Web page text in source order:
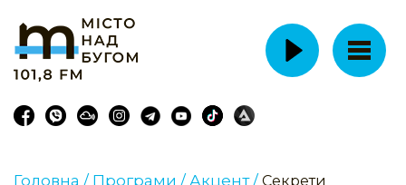
Головна / Програми / Акцент / Секрети